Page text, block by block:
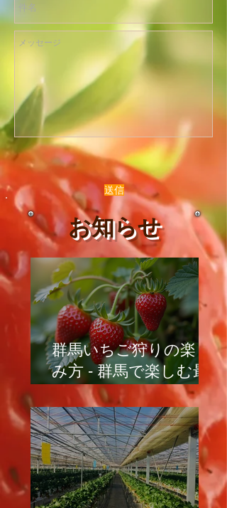
送信
お知らせ
群馬いちご狩りの楽し
み方 - 群馬で楽しむ最
高のいちご狩り体験